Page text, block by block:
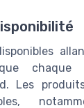
chaque
Les